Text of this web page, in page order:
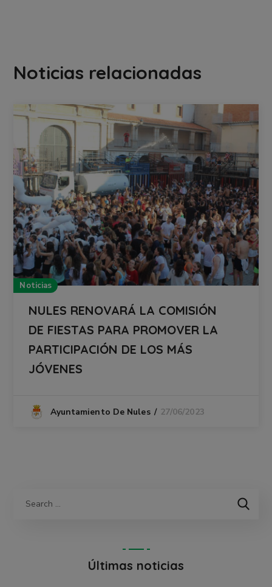
Noticias relacionadas
Noticias
NULES RENOVARÁ LA COMISIÓN
DE FIESTAS PARA PROMOVER LA
PARTICIPACIÓN DE LOS MÁS
JÓVENES
Ayuntamiento De Nules 27/06/2023
Últimas noticias